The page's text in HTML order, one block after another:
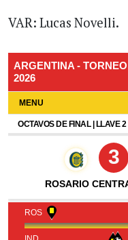
VAR: Lucas Novelli.